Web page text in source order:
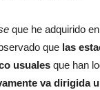
que he adquirido en
que las
usuales que han
va dirigida